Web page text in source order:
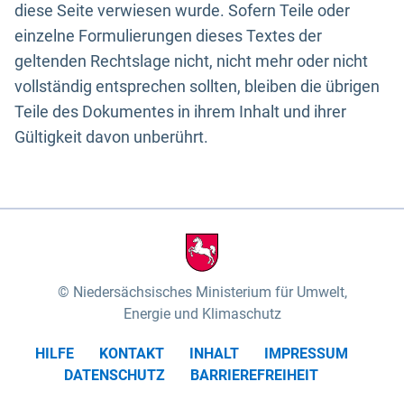
diese Seite verwiesen wurde. Sofern Teile oder
einzelne Formulierungen dieses Textes der
geltenden Rechtslage nicht, nicht mehr oder nicht
vollständig entsprechen sollten, bleiben die übrigen
Teile des Dokumentes in ihrem Inhalt und ihrer
Gültigkeit davon unberührt.
Niedersächsisches Ministerium für Umwelt,
Energie und Klimaschutz
HILFE KONTAKT INHALT
IMPRESSUM
DATENSCHUTZ
BARRIEREFREIHEIT